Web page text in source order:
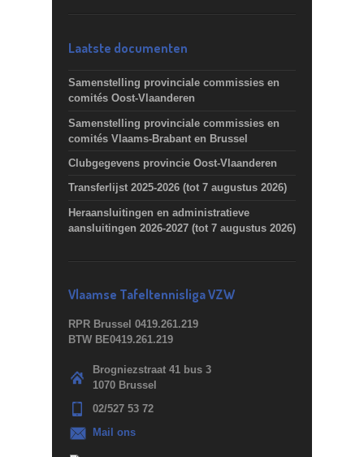
Laatste documenten
Samenstelling provinciale commissies en
comités Oost-Vlaanderen
Samenstelling provinciale commissies en
comités Vlaams-Brabant en Brussel
Clubgegevens provincie Oost-Vlaanderen
Transferlijst 2025-2026 (tot 7 augustus 2026)
Heraansluitingen en administratieve
aansluitingen 2026-2027 (tot 7 augustus 2026)
Vlaamse Tafeltennisliga VZW
RPR Brussel 0419.261.219
BTW BE0419.261.219
Brogniezstraat 41 bus 3
1070 Brussel
02/527 53 72
Mail ons